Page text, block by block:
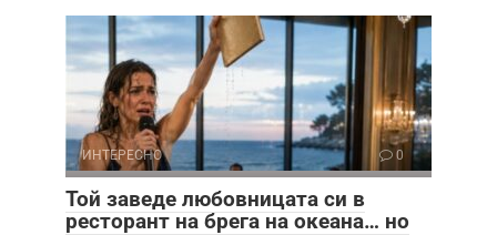
ИНТЕРЕСНО 0
Той заведе любовницата си в
ресторант на брега на океана… но